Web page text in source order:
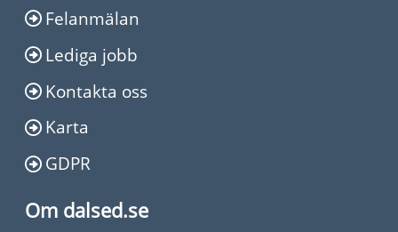
Felanmälan
Lediga jobb
Kontakta oss
Karta
GDPR
Om dalsed.se